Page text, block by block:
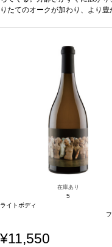
ス、ダ
ュが残
で締め
*本ヴィ
様の場
りたてのオークが加わり、より
でバランスが表れる。甘美な余
クスチャーのタンニンで締めく
ヴィンテージが在庫切れの場合
ンテージに変更されます、ご了承
在庫あり
5
ライトボディ
¥11,550